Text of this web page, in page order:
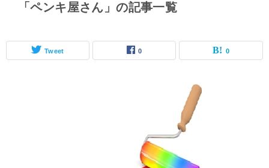
「ペンキ屋さん」の記事一覧
Tweet 0 0